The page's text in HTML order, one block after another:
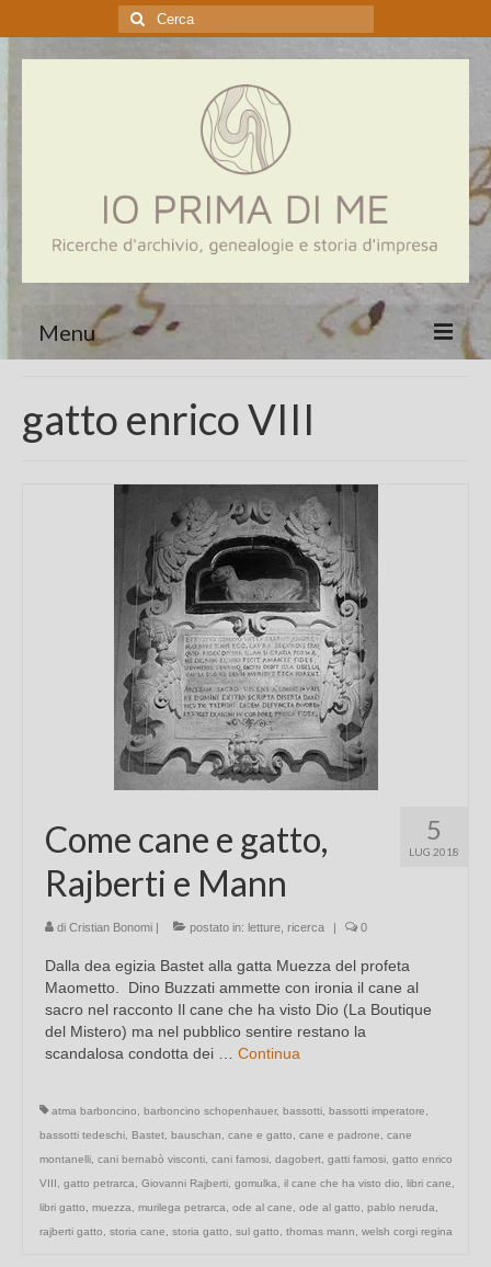
Cerca:
Menu
Genealogia
gatto enrico VIII
5
LUG 2018
Come cane e gatto,
Rajberti e Mann
di Cristian Bonomi | postato in: letture ricerca | 0
Dalla dea egizia Bastet alla gatta Muezza del profeta
Maometto. Dino Buzzati ammette con ironia il cane al
sacro nel racconto Il cane che ha visto Dio (La Boutique
del Mistero) ma nel pubblico sentire restano la
scandalosa condotta dei … Continua
atma barboncino barboncino schopenhauer, bassotti bassotti imperatore
bassotti tedeschi
Bastet bauschan cane e gatto cane e padrone
cane
montanelli cani bernabò visconti cani famosi dagobert gatti famosi gatto enrico
VIII
gatto petrarca Giovanni Rajberti gomulka il cane che ha visto dio libri cane
libri gatto
muezza murilega petrarca ode al cane ode al gatto pablo neruda
rajberti gatto
storia cane storia gatto sul gatto thomas mann welsh corgi regina